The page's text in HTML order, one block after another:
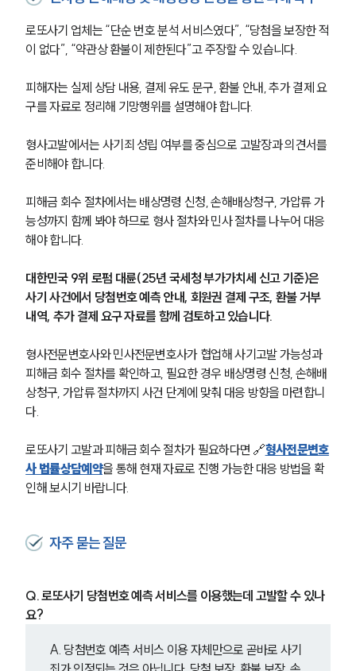
로또사기 업체는 “단순 번호 분석 서비스였다”, “당첨을 보장한 적
이 없다”, “약관상 환불이 제한된다”고 주장할 수 있습니다.
피해자는 실제 상담 내용, 결제 유도 문구, 환불 안내, 추가 결제 요
구를 자료로 정리해 기망행위를 설명해야 합니다.
형사고발에서는 사기죄 성립 여부를 중심으로 고발장과 의견서를
준비해야 합니다.
피해금 회수 절차에서는 배상명령 신청, 손해배상청구, 가압류 가
능성까지 함께 봐야 하므로 형사 절차와 민사 절차를 나누어 대응
해야 합니다.
대한민국 9위 로펌 대륜(25년 국세청 부가가치세 신고 기준)은
사기 사건에서 당첨번호 예측 안내, 회원권 결제 구조, 환불 거부
내역, 추가 결제 요구 자료를 함께 검토하고 있습니다.
형사전문변호사와 민사전문변호사가 협업해 사기고발 가능성과
피해금 회수 절차를 확인하고, 필요한 경우 배상명령 신청, 손해배
상청구, 가압류 절차까지 사건 단계에 맞춰 대응 방향을 마련합니
다.
로또사기 고발과 피해금 회수 절차가 필요하다면 🔗형사전문변호
사 법률상담예약을 통해 현재 자료로 진행 가능한 대응 방법을 확
인해 보시기 바랍니다.
자주 묻는 질문
Q. 로또사기 당첨번호 예측 서비스를 이용했는데 고발할 수 있나
요?
A. 당첨번호 예측 서비스 이용 자체만으로 곧바로 사기